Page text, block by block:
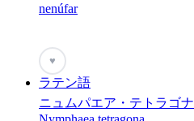
nenúfar
♥
ラテン語
ニュムパエア・テトラゴナ